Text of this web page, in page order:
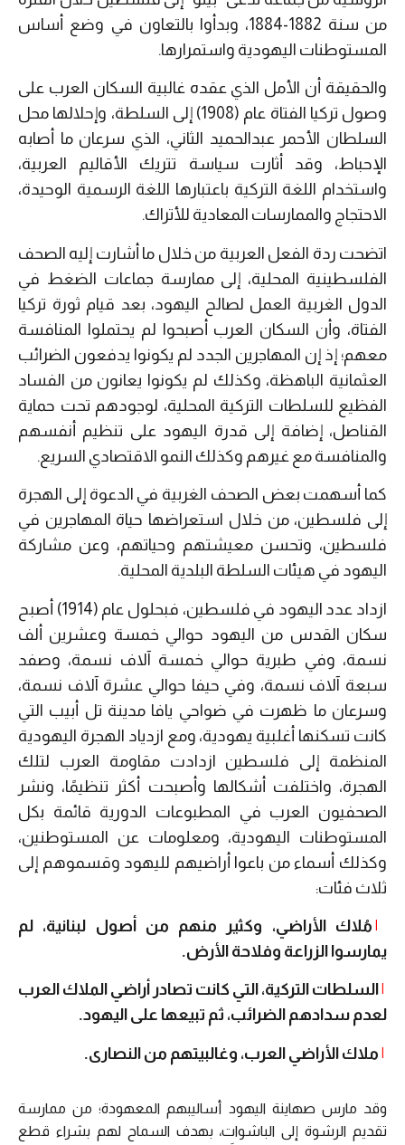
من سنة 1882-1884، وبدأوا بالتعاون في وضع أساس
المستوطنات اليهودية واستمرارها.
والحقيقة أن الأمل الذي عقده غالبية السكان العرب على
وصول تركيا الفتاة عام (1908) إلى السلطة، وإحلالها محل
السلطان الأحمر عبدالحميد الثاني، الذي سرعان ما أصابه
الإحباط، وقد أثارت سياسة تتريك الأقاليم العربية،
واستخدام اللغة التركية باعتبارها اللغة الرسمية الوحيدة،
الاحتجاج والممارسات المعادية للأتراك.
اتضحت ردة الفعل العربية من خلال ما أشارت إليه الصحف
الفلسطينية المحلية، إلى ممارسة جماعات الضغط في
الدول الغربية العمل لصالح اليهود، بعد قيام ثورة تركيا
الفتاة، وأن السكان العرب أصبحوا لم يحتملوا المنافسة
معهم؛ إذ إن المهاجرين الجدد لم يكونوا يدفعون الضرائب
العثمانية الباهظة، وكذلك لم يكونوا يعانون من الفساد
الفظيع للسلطات التركية المحلية، لوجودهم تحت حماية
القناصل، إضافة إلى قدرة اليهود على تنظيم أنفسهم
والمنافسة مع غيرهم وكذلك النمو الاقتصادي السريع.
كما أسهمت بعض الصحف الغربية في الدعوة إلى الهجرة
إلى فلسطين، من خلال استعراضها حياة المهاجرين في
فلسطين، وتحسن معيشتهم وحياتهم، وعن مشاركة
اليهود في هيئات السلطة البلدية المحلية.
ازداد عدد اليهود في فلسطين، فبحلول عام (1914) أصبح
سكان القدس من اليهود حوالي خمسة وعشرين ألف
نسمة، وفي طبرية حوالي خمسة آلاف نسمة، وصفد
سبعة آلاف نسمة، وفي حيفا حوالي عشرة آلاف نسمة،
وسرعان ما ظهرت في ضواحي يافا مدينة تل أبيب التي
كانت تسكنها أغلبية يهودية، ومع ازدياد الهجرة اليهودية
المنظمة إلى فلسطين ازدادت مقاومة العرب لتلك
الهجرة، واختلفت أشكالها وأصبحت أكثر تنظيمًا، ونشر
الصحفيون العرب في المطبوعات الدورية قائمة بكل
المستوطنات اليهودية، ومعلومات عن المستوطنين،
وكذلك أسماء من باعوا أراضيهم لليهود وقسموهم إلى
ثلاث فئات:
| مُلاك الأراضي، وكثير منهم من أصول لبنانية، لم
يمارسوا الزراعة وفلاحة الأرض.
|السلطات التركية، التي كانت تصادر أراضي الملاك العرب
لعدم سدادهم الضرائب، ثم تبيعها على اليهود.
| ملاك الأراضي العرب، وغالبيتهم من النصارى.
وقد مارس صهاينة اليهود أساليبهم المعهودة؛ من ممارسة
تقديم الرشوة إلى الباشوات، بهدف السماح لهم بشراء قطع